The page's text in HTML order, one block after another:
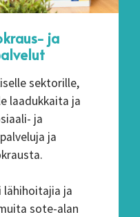
ja
sektorille,
laadukkaita ja
ja
ja
lähihoitajia ja
sote-alan